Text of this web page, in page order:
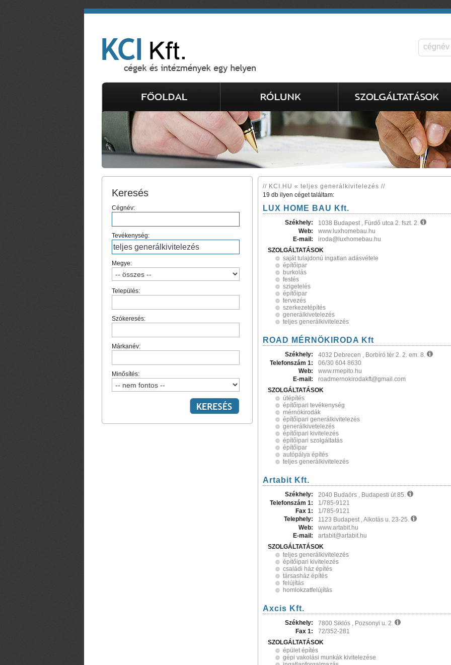
Keresés
Cégnév:
Tevékenység:
Megye:
Település:
Szókeresés:
Márkanév:
Minősítés:
// KCI.HU « teljes generálkivitelezés //
19 db ilyen céget találtam:
LUX HOME BAU Kft.
Székhely:
1038 Budapest , Fürdő utca 2. fszt. 2.
Web:
www.luxhomebau.hu
E-mail:
iroda@luxhomebau.hu
SZOLGÁLTATÁSOK
saját tulajdonú ingatlan adásvétele
építőipar
burkolás
festés
szigetelés
építőipar
tervezés
szerkezetépítés
generálkivetelezés
teljes generálkivitelezés
ROAD MÉRNÖKIRODA Kft
Székhely:
4032 Debrecen , Borbíró tér 2. 2. em. 8.
Telefonszám 1:
06/30 604 8630
Web:
www.rmepito.hu
E-mail:
roadmernokirodakft@gmail.com
SZOLGÁLTATÁSOK
útépítés
építőipari tevékenység
mérnökirodák
építőipari generálkivitelezés
generálkivetelezés
építőipari kivitelezés
építőipari szolgáltatás
építőipar
autópálya építés
teljes generálkivitelezés
Artabit Kft.
Székhely:
2040 Budaörs , Budapesti út 85.
Telefonszám 1:
1/785-9121
Fax 1:
1/785-9121
Telephely:
1123 Budapest , Alkotás u. 23-25.
Web:
www.artabit.hu
E-mail:
artabit@artabit.hu
SZOLGÁLTATÁSOK
teljes generálkivitelezés
építőipari kivitelezés
családi ház építés
társasház építés
felújítás
homlokzatfelújítás
Axcis Kft.
Székhely:
7800 Siklós , Pozsonyi u. 2.
Fax 1:
72/352-281
SZOLGÁLTATÁSOK
épület építés
gépi vakolási munkák kivitelezése